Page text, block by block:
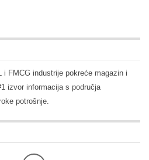
i FMCG industrije pokreće magazin i
izvor informacija s područja
potrošnje.